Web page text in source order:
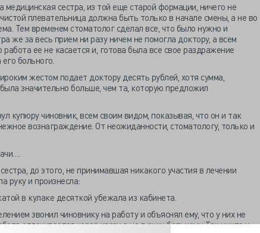
сестра, из той еще старой формации, ничего не
плевательница должна быть только в начале смены, а не во
Тем временем стоматолог сделал все, что было нужно и
же за весь прием ни разу ничем не помогла доктору, а всем
ее не касается и, готова была все свое раздражение
больного.
жестом подает доктору десять рублей, хотя сумма,
значительно больше, чем та, которую предложил
купюру чиновник, всем своим видом, показывая, что он и так
вознаграждение. От неожиданности, стоматологу, только и
до этого, не принимавшая никакого участия в лечении
руку и произнесла:
в кулаке десяткой убежала из кабинета.
звонил чиновнику на работу и объяснял ему, что у них не
оплачивается через кассу, а не в руки больному. Так никто и